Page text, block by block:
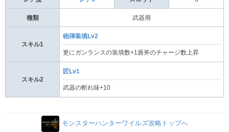
種類 武器用
スキル1
砲弾装填Lv2
更にガンランスの装填数+1盾斧のチャージ数上昇
スキル2
匠Lv1
武器の斬れ味+10
モンスターハンターワイルズ攻略トップへ